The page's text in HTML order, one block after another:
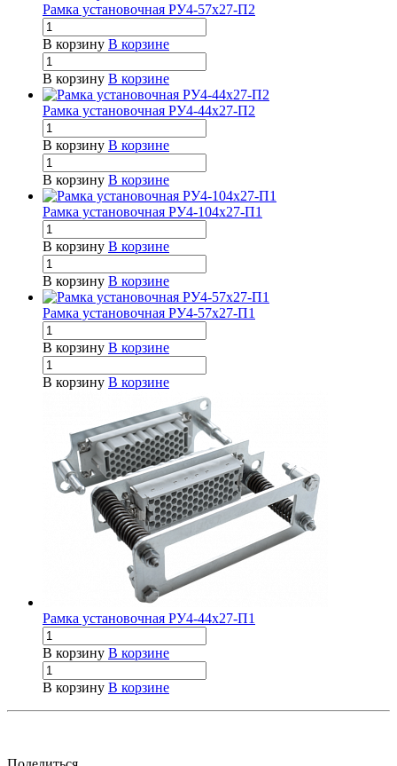
Рамка установочная РУ4-57х27-П2
В корзину В корзине
В корзину В корзине
Рамка установочная РУ4-44х27-П2
В корзину В корзине
В корзину В корзине
Рамка установочная РУ4-104х27-П1
В корзину В корзине
В корзину В корзине
Рамка установочная РУ4-57х27-П1
В корзину В корзине
В корзину В корзине
Рамка установочная РУ4-44х27-П1
В корзину В корзине
В корзину В корзине